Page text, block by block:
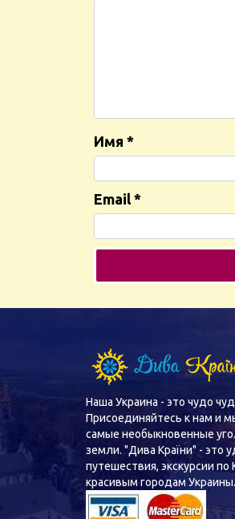
Имя *
Email *
Наша Украина - это чудо
Присоединяйтесь к нам и
самые необыкновенные
земли. "Дива Країни" - это
путешествия, экскурсии
красивым городам Украины.